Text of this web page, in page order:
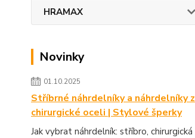
HRAMAX
Novinky
01.10.2025
Stříbrné náhrdelníky a náhrdelníky z
chirurgické oceli | Stylové šperky
Jak vybrat náhrdelník: stříbro, chirurgická